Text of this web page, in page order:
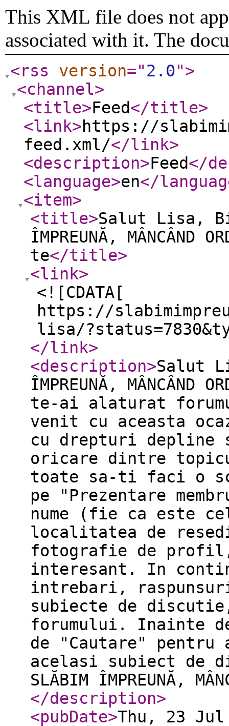
This XML file does not
associated with it. The
<rss version="2.0">
<channel>
<title>Feed</title>
<link>https://
feed.xml/</link>
<description>Feed</
<language>en</
<item>
<title>Salut Lisa,
ÎMPREUNĂ,
te</title>
<link>
<![CDATA[
https://
lisa/
</link>
<description>Salut
ÎMPREUNĂ,
te-ai alaturat
venit cu aceasta
cu drepturi depline
oricare dintre
toate sa-ti faci o
pe "Prezentare
nume (fie ca este
localitatea de
fotografie de
interesant. In
intrebari,
subiecte de
forumului. Inainte
de "Cautare"
acelasi subiect de
SLĂBIM ÎMPREUNĂ,
</description>
<pubDate>Thu, 23 Jul